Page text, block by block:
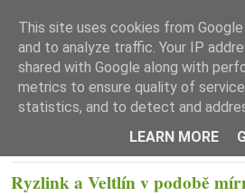
☰ Menu
Ryzlink a Veltlín v podobě
This site uses cookies from
and to analyze traffic. Your IP
shared with Google along with
metrics to ensure quality of
statistics, and to detect and
LEARN MORE